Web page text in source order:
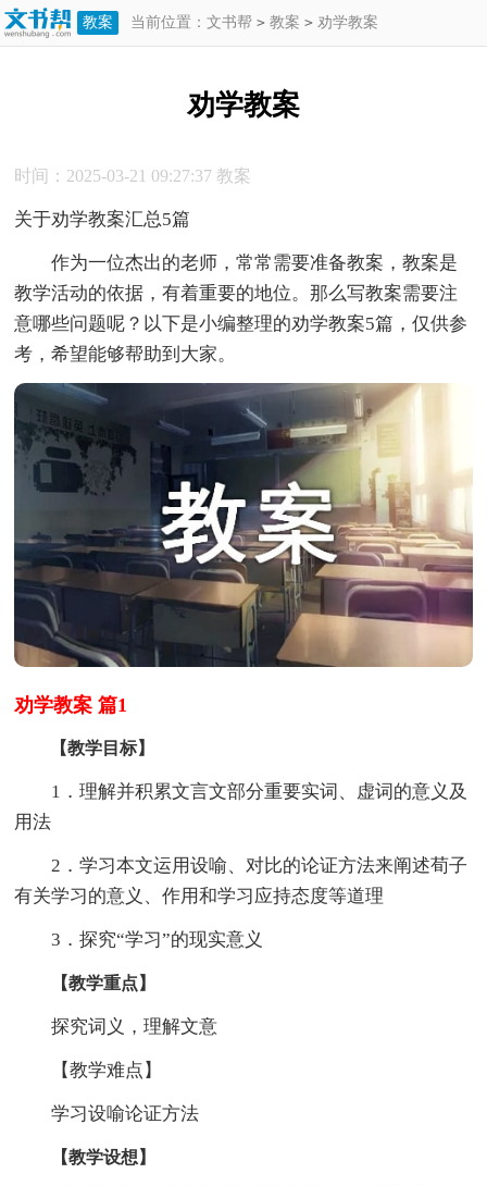
教案 当前位置： 文书帮 > 教案 > 劝学教案
劝学教案
时间：2025-03-21 09:27:37 教案
关于劝学教案汇总5篇
作为一位杰出的老师，常常需要准备教案，教案是
教学活动的依据，有着重要的地位。那么写教案需要注
意哪些问题呢？以下是小编整理的劝学教案5篇，仅供参
考，希望能够帮助到大家。
劝学教案 篇1
【教学目标】
1．理解并积累文言文部分重要实词、虚词的意义及
用法
2．学习本文运用设喻、对比的论证方法来阐述荀子
有关学习的意义、作用和学习应持态度等道理
3．探究“学习”的现实意义
【教学重点】
探究词义，理解文意
【教学难点】
学习设喻论证方法
【教学设想】